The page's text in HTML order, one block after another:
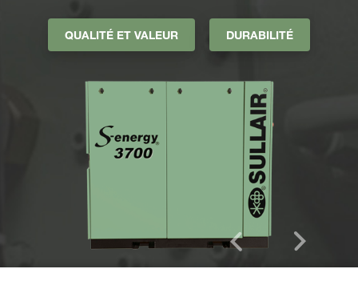
QUALITÉ ET VALEUR DURABILITÉ